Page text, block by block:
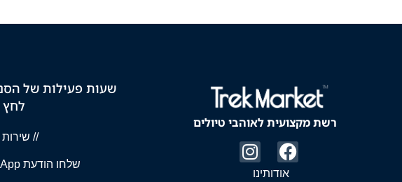
רשת מקצועית לאוהבי טיולים
אודותינו
שעות פעילות של
לחץ
//
שלחו הודעת WhatsApp דרך האתר